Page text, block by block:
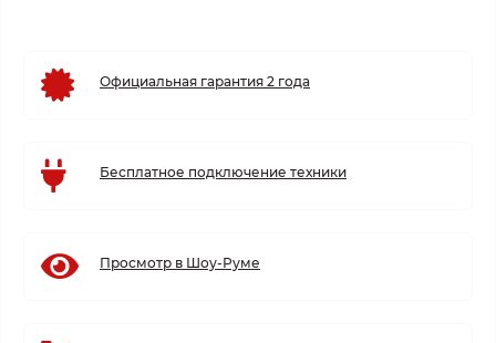
Официальная гарантия 2 года
Бесплатное подключение техники
Просмотр в Шоу-Руме